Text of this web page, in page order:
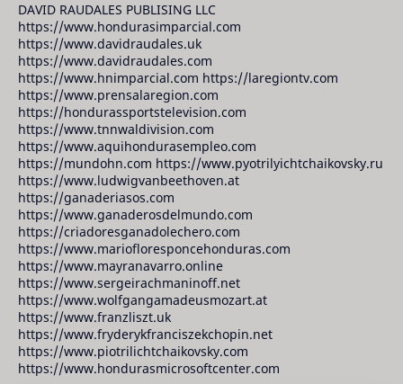
DAVID RAUDALES PUBLISING LLC
https://www.hondurasimparcial.com
https://www.davidraudales.uk
https://www.davidraudales.com
https://www.hnimparcial.com https://laregiontv.com
https://www.prensalaregion.com
https://hondurassportstelevision.com
https://www.tnnwaldivision.com
https://www.aquihondurasempleo.com
https://mundohn.com https://www.pyotrilyichtchaikovsky.ru
https://www.ludwigvanbeethoven.at
https://ganaderiasos.com
https://www.ganaderosdelmundo.com
https://criadoresganadolechero.com
https://www.mariofloresponcehonduras.com
https://www.mayranavarro.online
https://www.sergeirachmaninoff.net
https://www.wolfgangamadeusmozart.at
https://www.franzliszt.uk
https://www.fryderykfranciszekchopin.net
https://www.piotrilichtchaikovsky.com
https://www.hondurasmicrosoftcenter.com